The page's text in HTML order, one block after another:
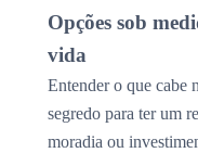
Opções sob
vida
Entender o que cabe
segredo para ter um
moradia ou